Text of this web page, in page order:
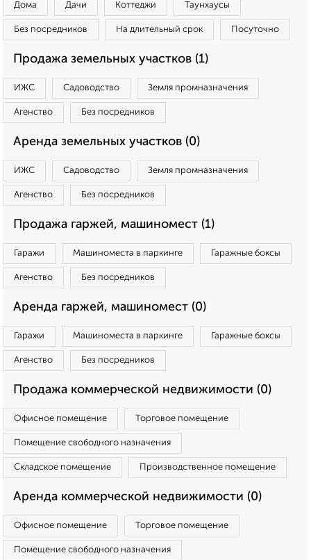
Дома Дачи Коттеджи Таунхаусы
Без посредников На длительный срок Посуточно
Продажа земельных участков (1)
ИЖС Садоводство Земля промназначения
Агенство Без посредников
Аренда земельных участков (0)
ИЖС Садоводство Земля промназначения
Агенство Без посредников
Продажа гаржей, машиномест (1)
Гаражи Машиноместа в паркинге Гаражные боксы
Агенство Без посредников
Аренда гаржей, машиномест (0)
Гаражи Машиноместа в паркинге Гаражные боксы
Агенство Без посредников
Продажа коммерческой недвижимости (0)
Офисное помещение Торговое помещение
Помещение свободного назначения
Складское помещение Производственное помещение
Аренда коммерческой недвижимости (0)
Офисное помещение Торговое помещение
Помещение свободного назначения